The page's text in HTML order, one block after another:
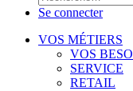
Se connecter
VOS MÉTIERS
VOS
SERVICE
RETAIL